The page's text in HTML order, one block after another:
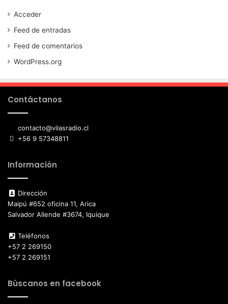
Acceder
Feed de entradas
Feed de comentarios
WordPress.org
Contáctanos
contacto@vilasradio.cl
+56 9 57348811
Información
Dirección
Maipú #652 oficina 11, Arica
Salvador Allende #3674, Iquique
Teléfonos
+57 2 269150
+57 2 269151
Búscanos en facebook